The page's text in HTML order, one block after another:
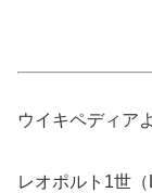
ウイキペディア
レオポルト1世